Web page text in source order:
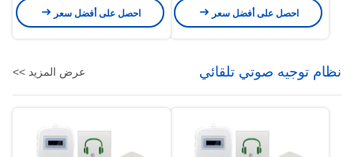
احصل على أفضل سعر احصل على أفضل سعر
نظام توجيه صوتي تلقائي عرض المزيد >>